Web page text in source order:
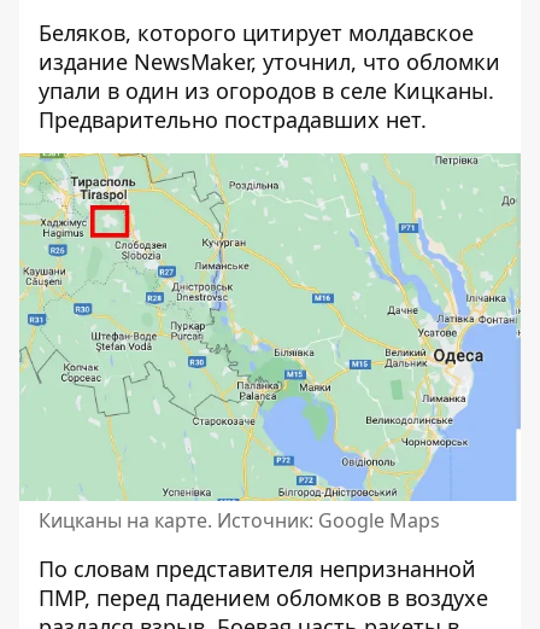
Беляков, которого цитирует молдавское
издание NewsMaker, уточнил, что обломки
упали в один из огородов в селе Кицканы.
Предварительно пострадавших нет.
Кицканы на карте. Источник: Google Maps
По словам представителя непризнанной
ПМР, перед падением обломков в воздухе